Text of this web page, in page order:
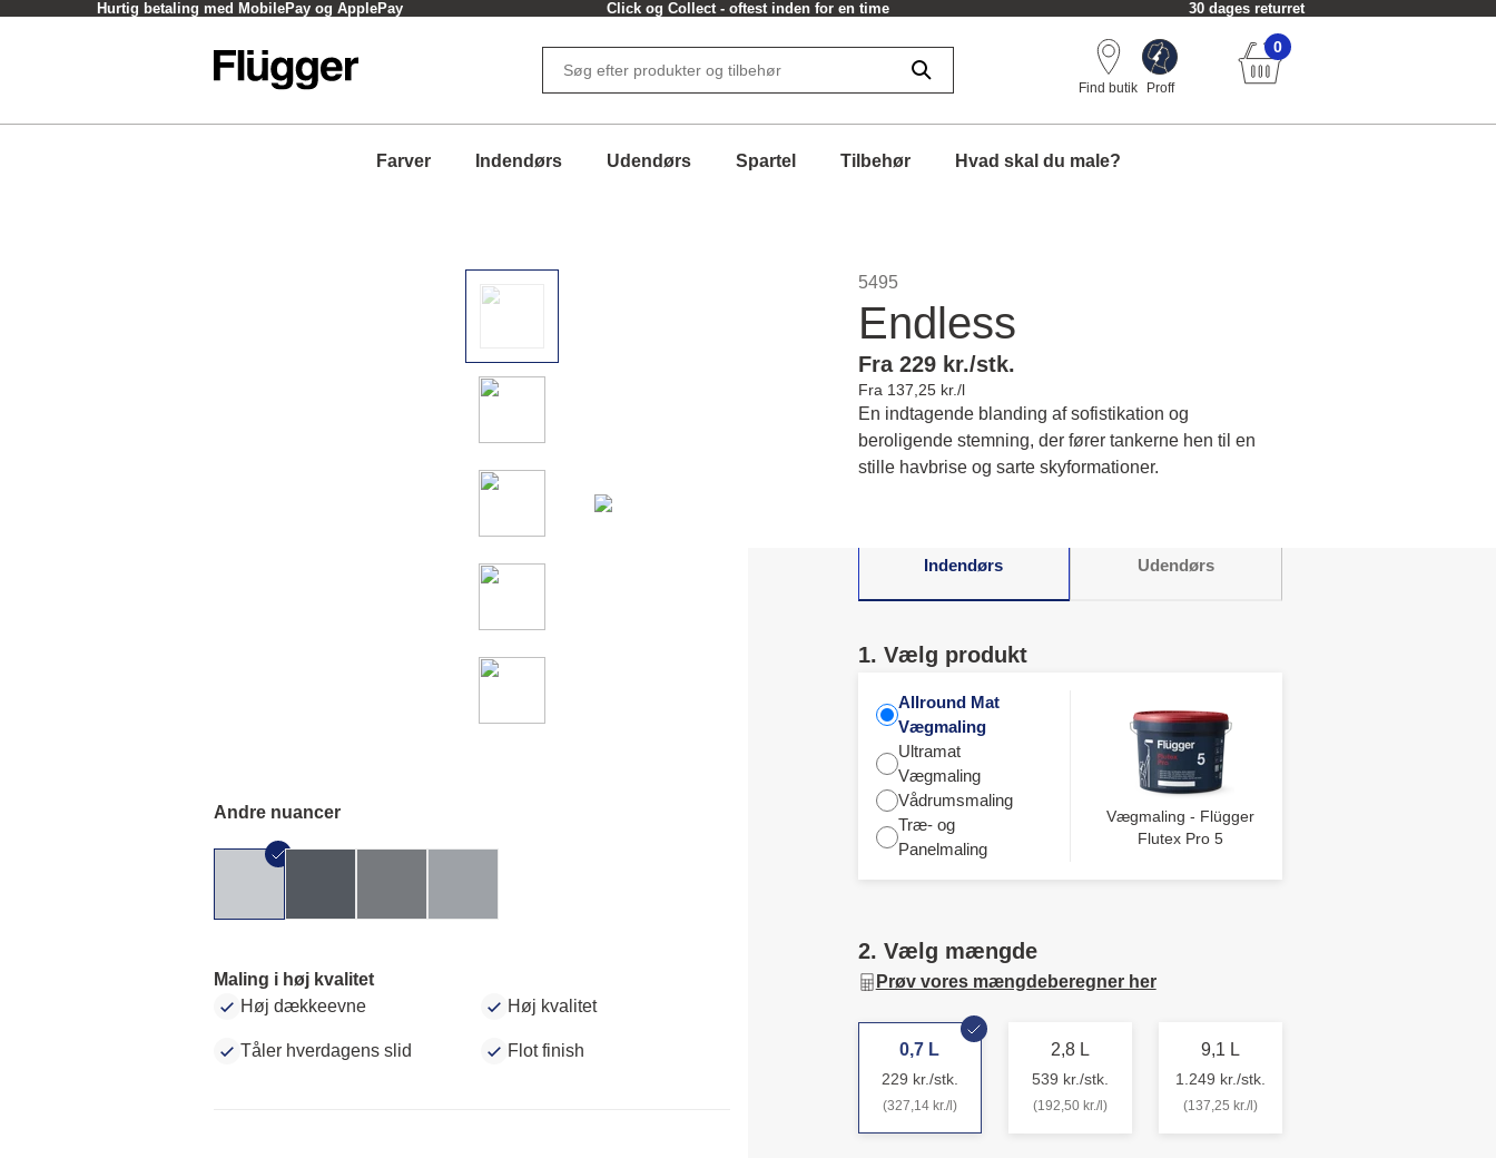
Hurtig betaling med MobilePay og ApplePay Click og Collect - oftest inden for en time 30 dages returret
Find butik Proff
0
Farver Indendørs Udendørs Spartel Tilbehør Hvad skal du male?
Andre nuancer
Maling i høj kvalitet
Høj dækkeevne
Høj kvalitet
Tåler hverdagens slid Flot finish
5495
Endless
Fra 229 kr./stk.
Fra 137,25 kr./l
En indtagende blanding af sofistikation og
beroligende stemning, der fører tankerne hen til en
stille havbrise og sarte skyformationer.
Indendørs Udendørs
1. Vælg produkt
Allround Mat
Vægmaling
Ultramat
Vægmaling
Vådrumsmaling
Træ- og
Panelmaling
Vægmaling - Flügger
Flutex Pro 5
2. Vælg mængde
Prøv vores mængdeberegner her
0,7 L
229 kr./stk.
(327,14 kr./l)
2,8 L
539 kr./stk.
(192,50 kr./l)
9,1 L
1.249 kr./stk.
(137,25 kr./l)